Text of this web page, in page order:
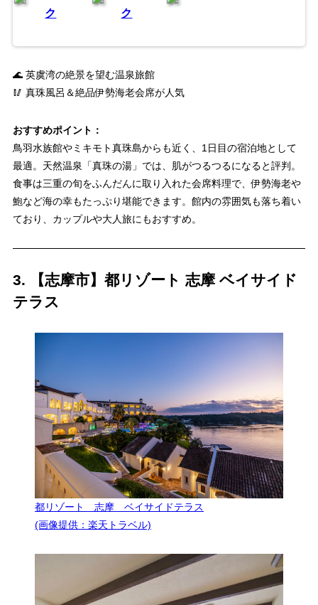
ク
ク
🌊 英虞湾の絶景を望む温泉旅館
🥢 真珠風呂＆絶品伊勢海老会席が人気
おすすめポイント：
鳥羽水族館やミキモト真珠島からも近く、1日目の宿泊地として
最適。天然温泉「真珠の湯」では、肌がつるつるになると評判。
食事は三重の旬をふんだんに取り入れた会席料理で、伊勢海老や
鮑など海の幸もたっぷり堪能できます。館内の雰囲気も落ち着い
ており、カップルや大人旅にもおすすめ。
3. 【志摩市】都リゾート 志摩 ベイサイド
テラス
都リゾート 志摩 ベイサイドテラス
(画像提供：楽天トラベル)